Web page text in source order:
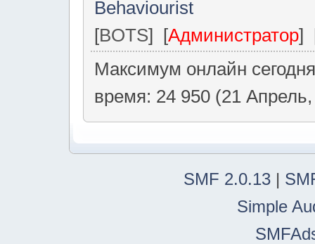
Behaviourist
[BOTS] [Администратор]
Максимум онлайн
время: 24 950 (21
SMF 2.0.13 |
Simple